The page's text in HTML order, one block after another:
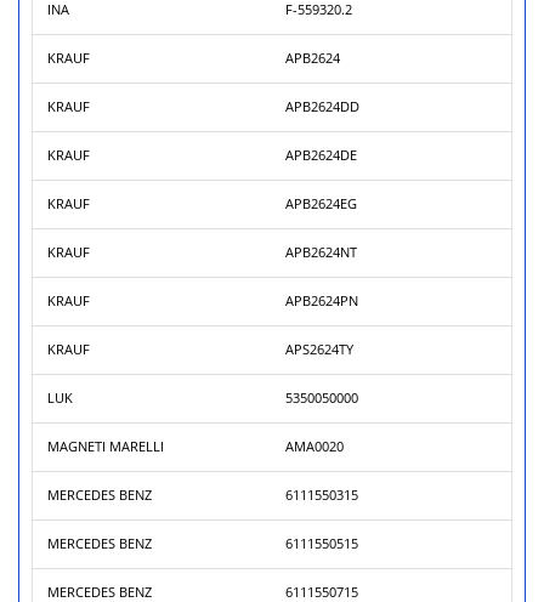
INA F-559320.2
KRAUF APB2624
KRAUF APB2624DD
KRAUF APB2624DE
KRAUF APB2624EG
KRAUF APB2624NT
KRAUF APB2624PN
KRAUF APS2624TY
LUK 5350050000
MAGNETI MARELLI AMA0020
MERCEDES BENZ 6111550315
MERCEDES BENZ 6111550515
MERCEDES BENZ 6111550715